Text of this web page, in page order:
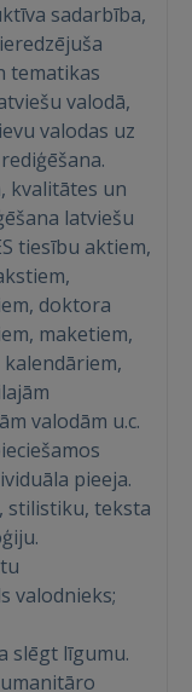
Atcerēties?
sadarbība,
tematikas
valodā,
valodas uz
kvalitātes un
latviešu
tiesību aktiem,
doktora
maketiem,
valodām u.c.
pieeja.
stilistiku, teksta
valodnieks;
slēgt līgumu.